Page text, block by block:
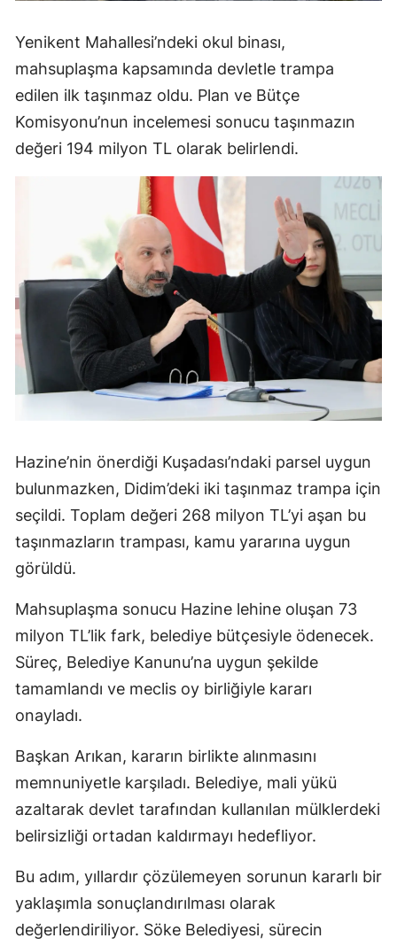
Yenikent Mahallesi’ndeki okul binası,
mahsuplaşma kapsamında devletle trampa
edilen ilk taşınmaz oldu. Plan ve Bütçe
Komisyonu’nun incelemesi sonucu taşınmazın
değeri 194 milyon TL olarak belirlendi.
Hazine’nin önerdiği Kuşadası’ndaki parsel uygun
bulunmazken, Didim’deki iki taşınmaz trampa için
seçildi. Toplam değeri 268 milyon TL’yi aşan bu
taşınmazların trampası, kamu yararına uygun
görüldü.
Mahsuplaşma sonucu Hazine lehine oluşan 73
milyon TL’lik fark, belediye bütçesiyle ödenecek.
Süreç, Belediye Kanunu’na uygun şekilde
tamamlandı ve meclis oy birliğiyle kararı
onayladı.
Başkan Arıkan, kararın birlikte alınmasını
memnuniyetle karşıladı. Belediye, mali yükü
azaltarak devlet tarafından kullanılan mülklerdeki
belirsizliği ortadan kaldırmayı hedefliyor.
Bu adım, yıllardır çözülemeyen sorunun kararlı bir
yaklaşımla sonuçlandırılması olarak
değerlendiriliyor. Söke Belediyesi, sürecin